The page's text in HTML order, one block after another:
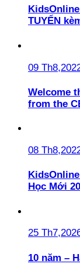
TUYẾN
09
Welcome
from the
08
Học Mới
25
10 năm –